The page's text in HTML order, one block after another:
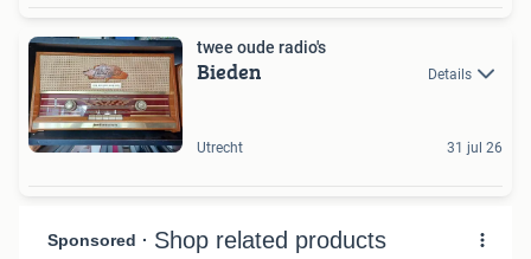
twee oude radio's
Bieden Details
Utrecht 31 jul 26